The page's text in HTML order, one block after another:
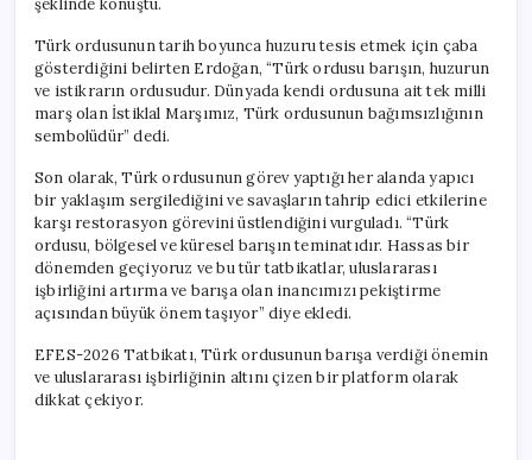
Türk ordusunun tarih boyunca huzuru tesis etmek için çaba
gösterdiğini belirten Erdoğan, “Türk ordusu barışın, huzurun
ve istikrarın ordusudur. Dünyada kendi ordusuna ait tek milli
marş olan İstiklal Marşımız, Türk ordusunun bağımsızlığının
sembolüdür” dedi.
Son olarak, Türk ordusunun görev yaptığı her alanda yapıcı
bir yaklaşım sergilediğini ve savaşların tahrip edici etkilerine
karşı restorasyon görevini üstlendiğini vurguladı. “Türk
ordusu, bölgesel ve küresel barışın teminatıdır. Hassas bir
dönemden geçiyoruz ve bu tür tatbikatlar, uluslararası
işbirliğini artırma ve barışa olan inancımızı pekiştirme
açısından büyük önem taşıyor” diye ekledi.
EFES-2026 Tatbikatı, Türk ordusunun barışa verdiği önemin
ve uluslararası işbirliğinin altını çizen bir platform olarak
dikkat çekiyor.